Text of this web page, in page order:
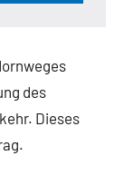
des
Dieses